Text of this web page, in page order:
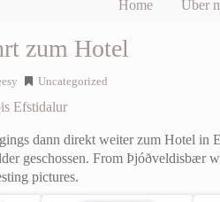
Home Über
zum Hotel
Uncategorized
Efstidalur
dann direkt weiter zum Hotel in
geschossen. From Þjóðveldisbær
pictures.